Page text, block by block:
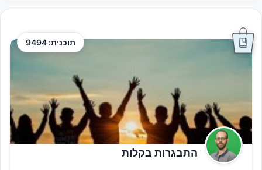
תוכנית: 9494
התבגרות בקלות